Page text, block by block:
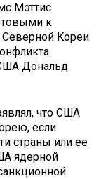
Мэттис
к
Кореи.
Дональд
что США
если
страны или ее
ядерной